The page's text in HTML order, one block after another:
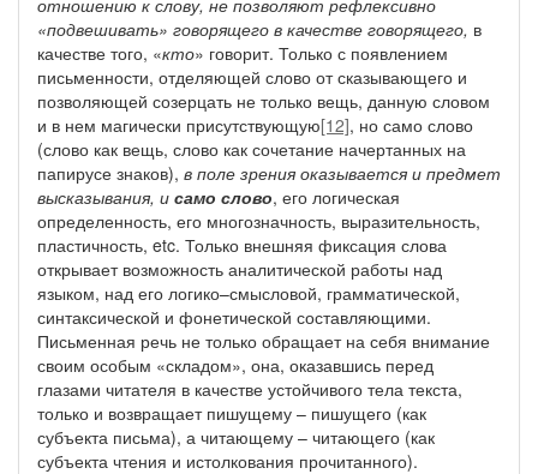
отношению к слову, не позволяют рефлексивно
«подвешивать» говорящего в качестве говорящего, в
качестве того, «кто» говорит. Только с появлением
письменности, отделяющей слово от сказывающего и
позволяющей созерцать не только вещь, данную словом
и в нем магически присутствующую[12], но само слово
(слово как вещь, слово как сочетание начертанных на
папирусе знаков), в поле зрения оказывается и предмет
высказывания, и само слово, его логическая
определенность, его многозначность, выразительность,
пластичность, etc. Только внешняя фиксация слова
открывает возможность аналитической работы над
языком, над его логико–смысловой, грамматической,
синтаксической и фонетической составляющими.
Письменная речь не только обращает на себя внимание
своим особым «складом», она, оказавшись перед
глазами читателя в качестве устойчивого тела текста,
только и возвращает пишущему – пишущего (как
субъекта письма), а читающему – читающего (как
субъекта чтения и истолкования прочитанного).